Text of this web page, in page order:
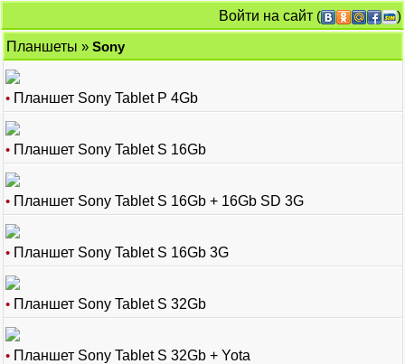
Войти на сайт (
)
Планшеты » Sony
• Планшет Sony Tablet P 4Gb
• Планшет Sony Tablet S 16Gb
• Планшет Sony Tablet S 16Gb + 16Gb SD 3G
• Планшет Sony Tablet S 16Gb 3G
• Планшет Sony Tablet S 32Gb
• Планшет Sony Tablet S 32Gb + Yota